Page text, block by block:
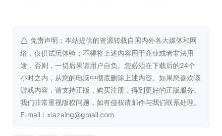
真实的机械——GPS已激活！
借助先进的GPS辅助转向和经过改进的自动化功能，农耕操
作变得更加精准高效。在游戏中，你可以操控来自150多个
国际顶级品牌的400多种真实载具和工具，这些品牌涵盖了
免责声明：本站提供的资源转载自国内外各大媒体和网
络，仅供试玩体验；不得将上述内容用于商业或者非法用
途，否则，一切后果请用户自负。您必须在下载后的24个
小时之内，从您的电脑中彻底删除上述内容。如果您喜欢该
游戏内容，请支持正版，购买注册，得到更好的正版服务。
我们非常重视版权问题，如有侵权请邮件与我们联系处理。
E-mail：xiazaing@gmail.com